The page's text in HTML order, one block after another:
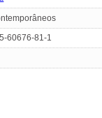
60676-81-1